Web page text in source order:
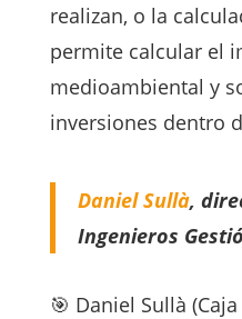
realizan, o la
permite calcular el
medioambiental y
inversiones dentro
Daniel Sullà,
Ingenieros
🎯 Daniel Sullà